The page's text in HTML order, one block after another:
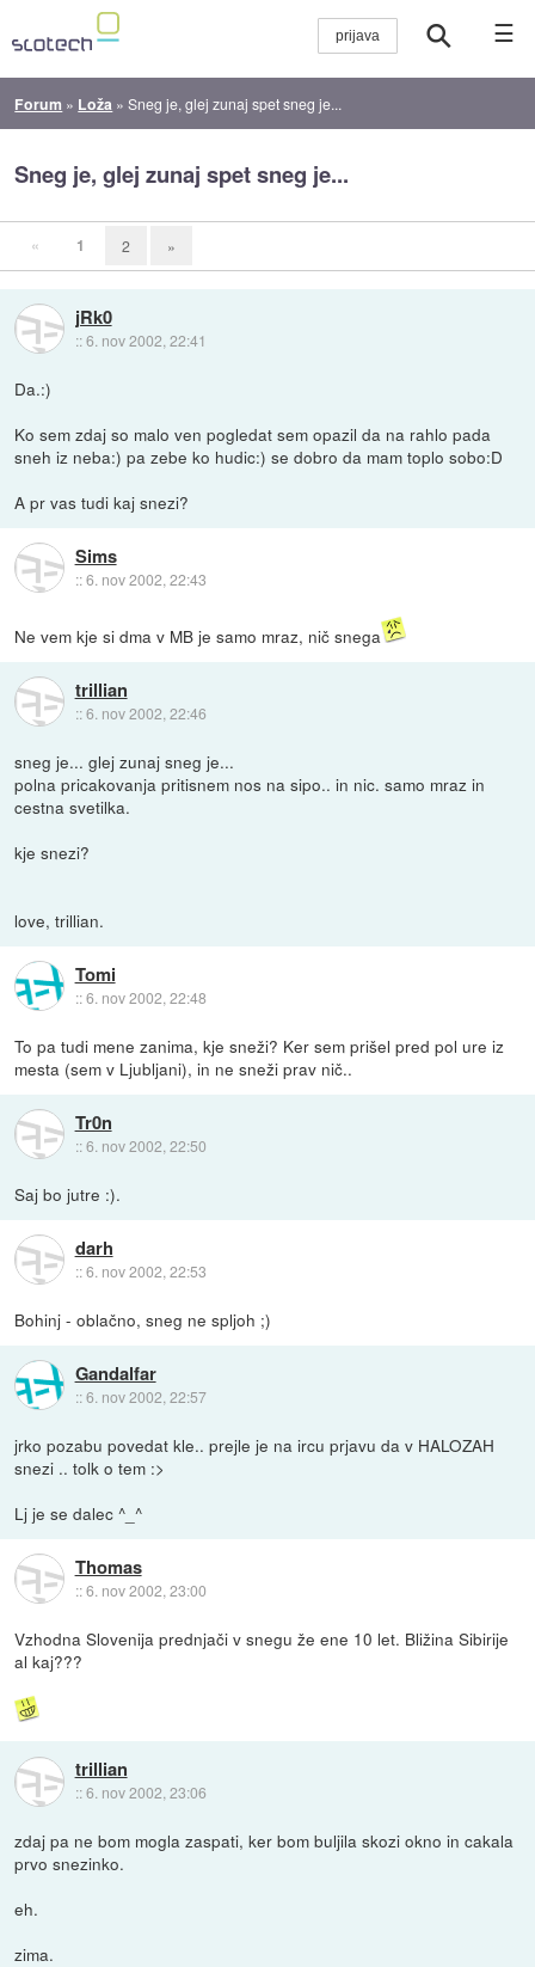
☰
Forum » Loža »Sneg je, glej zunaj spet sneg je...
Sneg je, glej zunaj spet sneg je...
« 1 2 »
jRk0
::6. nov 2002, 22:41
Da.:)
Ko sem zdaj so malo ven pogledat sem opazil da na rahlo pada
sneh iz neba:) pa zebe ko hudic:) se dobro da mam toplo sobo:D
A pr vas tudi kaj snezi?
Sims
::6. nov 2002, 22:43
Ne vem kje si dma v MB je samo mraz, nič snega
trillian
::6. nov 2002, 22:46
sneg je... glej zunaj sneg je...
polna pricakovanja pritisnem nos na sipo.. in nic. samo mraz in
cestna svetilka.
kje snezi?
love, trillian.
Tomi
::6. nov 2002, 22:48
To pa tudi mene zanima, kje sneži? Ker sem prišel pred pol ure iz
mesta (sem v Ljubljani), in ne sneži prav nič..
Tr0n
::6. nov 2002, 22:50
Saj bo jutre :).
darh
::6. nov 2002, 22:53
Bohinj - oblačno, sneg ne spljoh ;)
Gandalfar
::6. nov 2002, 22:57
jrko pozabu povedat kle.. prejle je na ircu prjavu da v HALOZAH
snezi .. tolk o tem :>
Lj je se dalec ^_^
Thomas
::6. nov 2002, 23:00
Vzhodna Slovenija prednjači v snegu že ene 10 let. Bližina Sibirije
al kaj???
trillian
::6. nov 2002, 23:06
zdaj pa ne bom mogla zaspati, ker bom buljila skozi okno in cakala
prvo snezinko.
eh.
zima.